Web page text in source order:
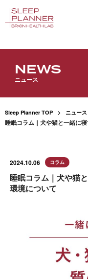
NEWS
ニュース
Sleep Planner TOP ニュース
睡眠コラム｜犬や猫と一緒に
2024.10.06 コラム
睡眠コラム｜犬や猫
環境について